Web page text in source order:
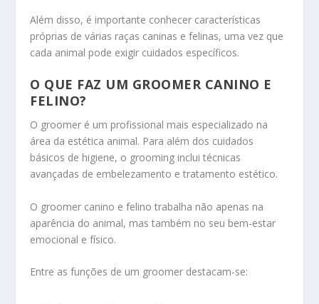
Além disso, é importante conhecer características
próprias de várias raças caninas e felinas, uma vez que
cada animal pode exigir cuidados específicos.
O QUE FAZ UM GROOMER CANINO E
FELINO?
O groomer é um profissional mais especializado na
área da estética animal. Para além dos cuidados
básicos de higiene, o grooming inclui técnicas
avançadas de embelezamento e tratamento estético.
O groomer canino e felino trabalha não apenas na
aparência do animal, mas também no seu bem-estar
emocional e físico.
Entre as funções de um groomer destacam-se: